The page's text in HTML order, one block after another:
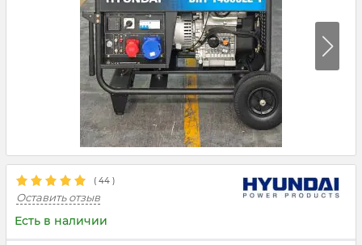
( 44 )
Оставить отзыв
Есть в наличии